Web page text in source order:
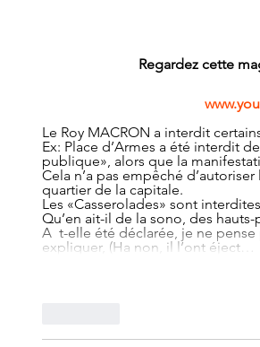
Regardez cette
Le Roy MACRON a interdit
Ex: Place d’Armes a été interdit
publique», alors que la
Cela n’a pas empêché
quartier de la capitale.
Les «Casserolades» sont
Qu’en ait-il de la sono, des
A  t-elle été déclarée, je ne pense
expliquer, (Ha non, il l’ont éject…